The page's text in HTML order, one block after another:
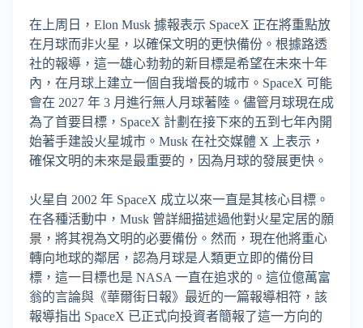
在上周日，Elon Musk 據報表示 SpaceX 正在將重點放
在月球而非火星，以確保文明的更快備份。根據路透
社的報導，這一雄心勃勃的新目標是希望在未來十年
內，在月球上建立一個自我增長的城市。SpaceX 可能
會在 2027 年 3 月進行無人月球著陸。儘管月球現在成
為了首要目標，SpaceX 計劃在接下來的五到七年內開
始著手建設火星城市。Musk 在社交媒體 X 上表示，
確保文明的未來是最重要的，因為月球的發展更快。
火星自 2002 年 SpaceX 成立以來一直是其核心目標。
在各種活動中，Musk 曾詳細描述過他對火星定居的願
景，將其視為文明的必要備份。然而，現在他將重心
轉向地球的鄰居，認為月球是人類更立即的備份目
標，這一目標也是 NASA 一直在追求的。這位億萬富
翁的言論與《華爾街日報》最近的一篇報導相符，該
報導指出 SpaceX 已正式向投資者簡報了這一方向的